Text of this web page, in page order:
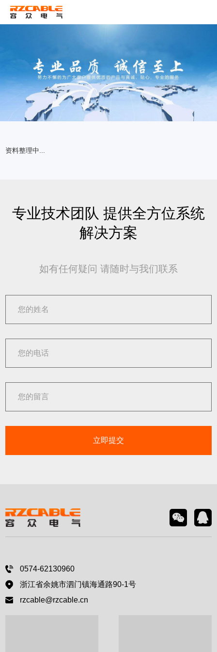
资料整理中...
专业技术团队 提供全方位系统
解决方案
如有任何疑问 请随时与我们联系
立即提交
0574-62130960
浙江省余姚市泗门镇海通路90-1号
rzcable@rzcable.cn